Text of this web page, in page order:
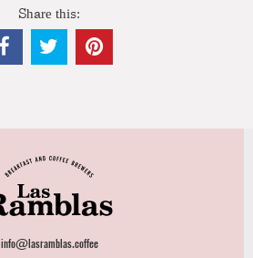
Share this:
info@lasramblas.coffee